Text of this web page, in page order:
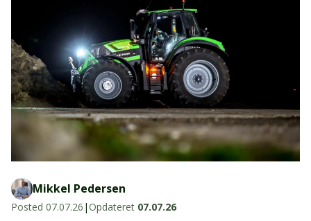
Stik, kabelbindere og relæer til traktor
og landbrug
Agroled Blog
FAQs – Ofte stillede spørgsmål
Om os
Kontakt-old
72177776
info@agroled.dk
LED-armaturer og LED-værkstedslys
Stik, kabelbindere og relæer til traktor og
landbrug
Se alt
Mikkel Pedersen
Posted 07.07.26 |Opdateret 07.07.26